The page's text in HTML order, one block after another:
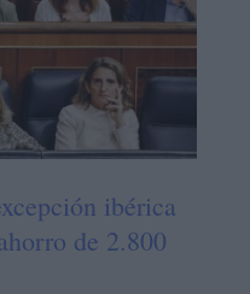
ibérica
de 2.800